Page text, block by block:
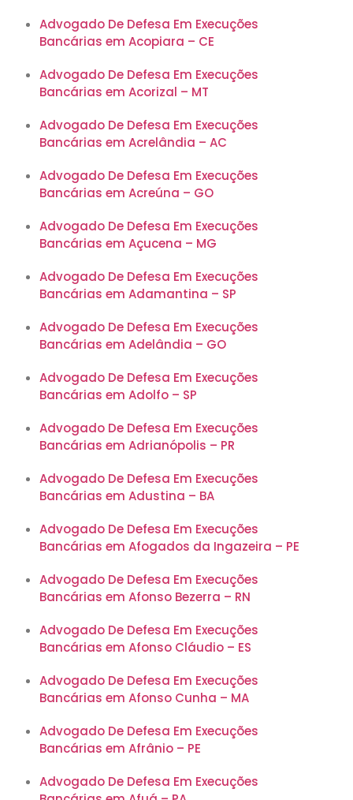
Advogado De Defesa Em Execuções
Bancárias em Acopiara – CE
Advogado De Defesa Em Execuções
Bancárias em Acorizal – MT
Advogado De Defesa Em Execuções
Bancárias em Acrelândia – AC
Advogado De Defesa Em Execuções
Bancárias em Acreúna – GO
Advogado De Defesa Em Execuções
Bancárias em Açucena – MG
Advogado De Defesa Em Execuções
Bancárias em Adamantina – SP
Advogado De Defesa Em Execuções
Bancárias em Adelândia – GO
Advogado De Defesa Em Execuções
Bancárias em Adolfo – SP
Advogado De Defesa Em Execuções
Bancárias em Adrianópolis – PR
Advogado De Defesa Em Execuções
Bancárias em Adustina – BA
Advogado De Defesa Em Execuções
Bancárias em Afogados da Ingazeira – PE
Advogado De Defesa Em Execuções
Bancárias em Afonso Bezerra – RN
Advogado De Defesa Em Execuções
Bancárias em Afonso Cláudio – ES
Advogado De Defesa Em Execuções
Bancárias em Afonso Cunha – MA
Advogado De Defesa Em Execuções
Bancárias em Afrânio – PE
Advogado De Defesa Em Execuções